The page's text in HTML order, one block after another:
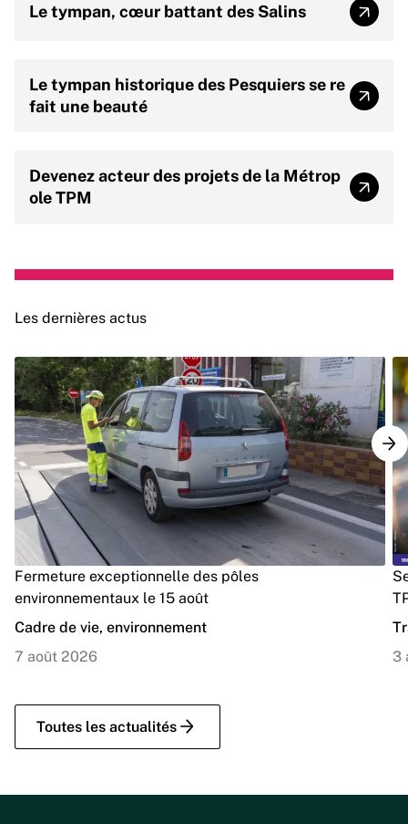
Le tympan, cœur battant des Salins Le
Le tympan historique des Pesquiers se re
fait une beauté
Le
Devenez acteur des projets de la Métrop
ole TPM
Les dernières actus
Toutes les actualités
Fermeture exceptionnelle des pôles
environnementaux le 15 août
Cadre de vie, environnement
7 août 2026
3